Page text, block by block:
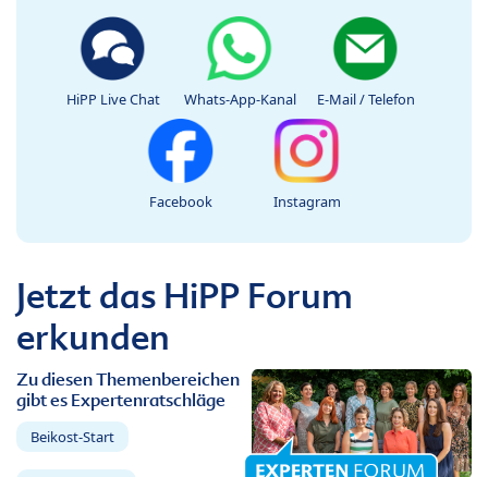
HiPP Live Chat Whats-App-Kanal E-Mail / Telefon
Facebook Instagram
Jetzt das HiPP Forum
erkunden
Zu diesen Themenbereichen
gibt es Expertenratschläge
Beikost-Start